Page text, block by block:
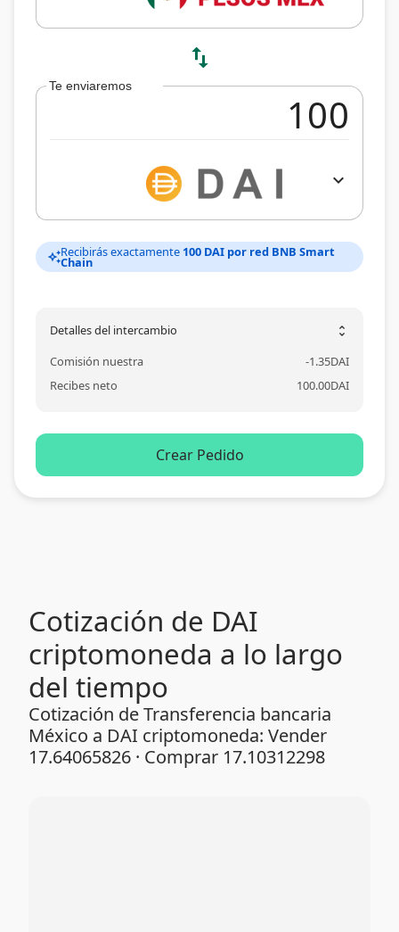
swap_vert
Te enviaremos
expand_more
auto_awesomeRecibirás exactamente 100 DAI por red BNB Smart
Chain
Detalles del intercambio unfold_more
Comisión nuestra -1.35DAI
Recibes neto
100.00DAI
Crear Pedido
Cotización de DAI
criptomoneda a lo largo
del tiempo
Cotización de Transferencia bancaria
México a DAI criptomoneda: Vender
17.64065826 · Comprar 17.10312298